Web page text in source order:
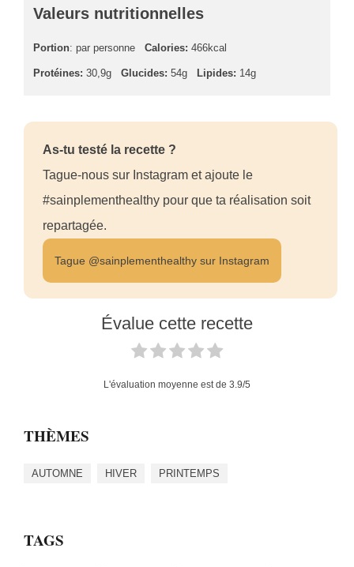
Valeurs nutritionnelles
Portion: par personne Calories: 466kcal
Protéines: 30,9g Glucides: 54g Lipides: 14g
As-tu testé la recette ?
Tague-nous sur Instagram et ajoute le
#sainplementhealthy pour que ta réalisation soit
repartagée.
Tague @sainplementhealthy sur Instagram
Évalue cette recette
L'évaluation moyenne est de 3.9/5
THÈMES
AUTOMNE HIVER PRINTEMPS
TAGS